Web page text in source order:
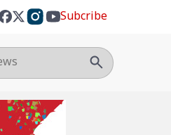
Subcribe